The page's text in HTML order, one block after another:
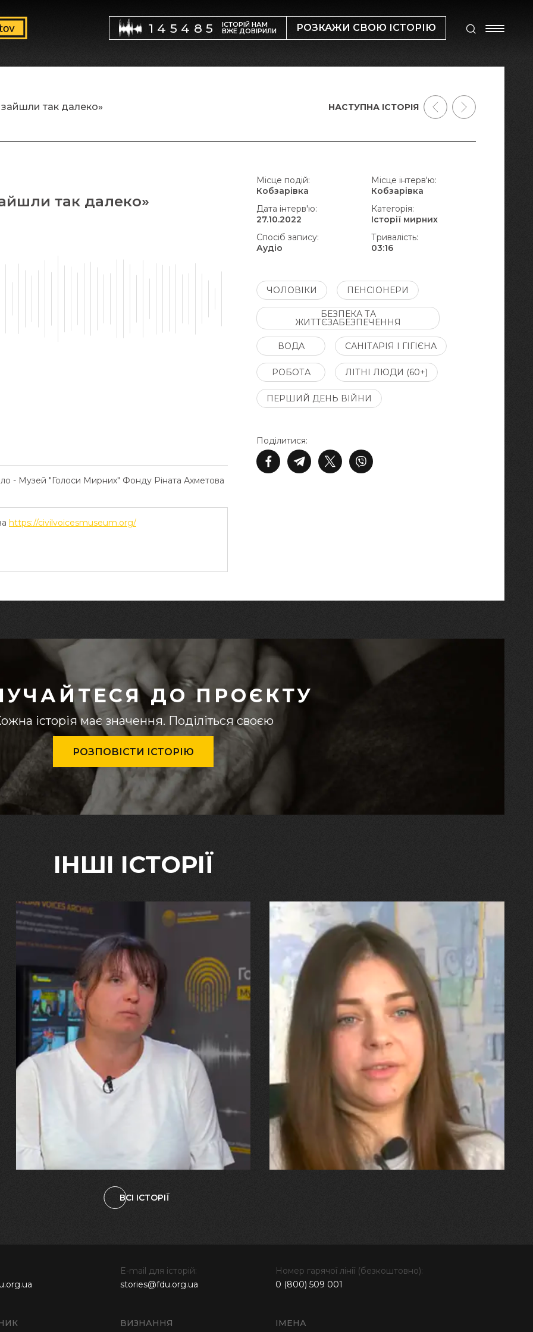
145485 ІСТОРІЙ НАМ
ВЖЕ ДОВІРИЛИ РОЗКАЖИ СВОЮ ІСТОРІЮ
так далеко»
- Музей "Голоси Мирних" Фонду Ріната Ахметова
https://civilvoicesmuseum.org/
так далеко»
Поділитися:
Місце подій:
Кобзарівка
Місце інтерв'ю:
Кобзарівка
Дата інтерв'ю:
27.10.2022
Категорія:
Історії мирних
Спосіб запису:
Аудіо
Тривалість:
03:16
ЧОЛОВІКИ ПЕНСІОНЕРИ
БЕЗПЕКА ТА
ЖИТТЄЗАБЕЗПЕЧЕННЯ
ВОДА САНІТАРІЯ І ГІГІЄНА
РОБОТА ЛІТНІ ЛЮДИ (60+)
ПЕРШИЙ ДЕНЬ ВІЙНИ
НАСТУПНА ІСТОРІЯ
ДО ПРОЄКТУ
історія має значення. Поділіться своєю
РОЗПОВІСТИ ІСТОРІЮ
ІНШІ ІСТОРІЇ
29.07.2026
Марина, Ваїд та Аміна Харченко
"Попри всі втрати, ми не
зламалися: тепер я бачу
свого вбитого чоловіка у
наших дітях"
27.07.2026
"Я перенесла 11 операцій, та
плакала від фантомного
болю. Але маленька донька
бере за руку і змушує йти
далі"
ВСІ ІСТОРІЇ
ВИЗНАННЯ ІМЕНА
E-mail для історій:
stories@fdu.org.ua
Номер гарячої лінії (безкоштовно):
0 (800) 509 001